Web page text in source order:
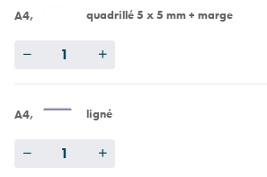
A4 quadrillé 5 x 5 mm + marge
A4 ligné